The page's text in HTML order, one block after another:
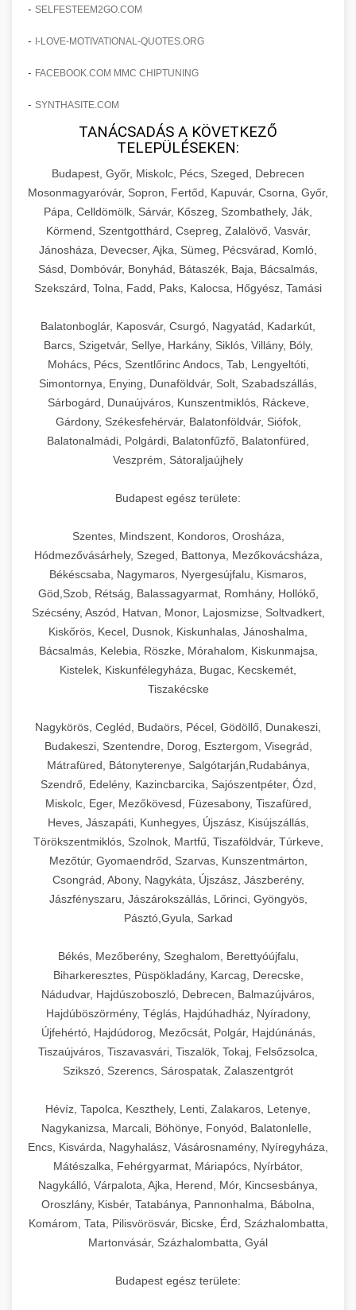
amelyek valós eredményeket hoznak.
szonyegtisztito.net
marketing stratégiai tervrajz
útjáról, bemutatva az utat a küzdő praxistól a
virágzó vállalkozásig 150%-os növekedéssel.
klinika átalakulási történet
Érdeklődés 150%-os Fokozása
Technikák és módszerek a páciensek
érdeklődésének és elkötelezettségének drámai
növeléséhez. Egy 150%-os fellendülési
esettanulmány gyakorlati betekintésekkel.
weboldal-keszites.co
elkötelezettség erősítési módszerek
🎮 19. AI Google Ads és Meta
Kampány Kezelés
Fejlett AI-alapú Google Ads és Meta hirdetési
kampánykezelés. Optimalizálja hirdetési
költségvetését gépi tanulással és
automatizálással.
aikampany.hu AI hirdetési automatizálás
🍞 20. Ipari Dagasztógép +
Professzionális ipari dagasztógépek és
tésztakeverő gépek pékségek és kereskedelmi
konyhák számára. Masszív konstrukció
megbízható teljesítményhez.
chef-iparikonyhagepek.hu
kereskedelmi tésztakeverő
🔪 21. Ipari Szeletelőgép +
Ipari hús- és sajtszeletelő gépek professzionális
élelmiszer-előkészítéshez. Precíziós vágás
állítható vastagság beállítással.
chef-iparikonyhagepek.hu
professzionális élelmiszer szeletelő
📦 22. Vákuumozó Gép +
Kereskedelmi vákuumcsomagoló berendezések
élelmiszerek tartósításához. Hosszabbítsa a
szavatossági időt és tartsa meg a termék
frissességét.
🎁 23. Vákuumfóliázó Gép +
Ipari vákuumfóliázó gépek professzionális
Hatékony lezárási és tartósítási megoldások.
chef-iparikonyhagepek.hu
kereskedelmi csomagoló gép
professzionális konyhák számára. Nagy
kapacitású sütő- és főzőberendezés precíz
hőmérséklet-szabályozással.
chef-iparikonyhagepek.hu
kereskedelmi sütősütő
❄️ 25. Ipari Hűtőszekrény +
Professzionális hűtőegységek és hűtőkamrák
kereskedelmi konyhák számára.
Energiahatékony hűtési megoldások nagy
kapacitással.
chef-iparikonyhagepek.hu
💧 26. Ipari Mosogatógép +
Kereskedelmi mosogatóberendezések nagy
forgalmú éttermi műveletekhez. Gyors tisztítási
ciklusok fertőtlenítési képességekkel.
chef-iparikonyhagepek.hu
🧀 27. Ipari Sajtreszelő Gép +
élelmiszer-előkészítéshez. Különböző reszelési
méretek különböző alkalmazásokhoz.
chef-iparikonyhagepek.hu
kereskedelmi sajtreszelő
🍳 28. Nagykonyhai
Berendezések
+
Teljes körű nagykonyhai berendezések és
professzionális vendéglátóipari kellékek.
Minden, ami szükséges éttermi és catering
műveletekhez.
chef-iparikonyhagepek.hu
kereskedelmi konyhai megoldások
- SELFESTEEM2GO.COM
- I-LOVE-MOTIVATIONAL-QUOTES.ORG
- FACEBOOK.COM MMC CHIPTUNING
- SYNTHASITE.COM
TANÁCSADÁS A KÖVETKEZŐ
TELEPÜLÉSEKEN:
Budapest, Győr, Miskolc, Pécs, Szeged, Debrecen
Mosonmagyaróvár, Sopron, Fertőd, Kapuvár, Csorna, Győr,
Pápa, Celldömölk, Sárvár, Kőszeg, Szombathely, Ják,
Körmend, Szentgotthárd, Csepreg, Zalalövő, Vasvár,
Jánosháza, Devecser, Ajka, Sümeg, Pécsvárad, Komló,
Sásd, Dombóvár, Bonyhád, Bátaszék, Baja, Bácsalmás,
Szekszárd, Tolna, Fadd, Paks, Kalocsa, Hőgyész, Tamási
Balatonboglár, Kaposvár, Csurgó, Nagyatád, Kadarkút,
Barcs, Szigetvár, Sellye, Harkány, Siklós, Villány, Bóly,
Mohács, Pécs, Szentlőrinc Andocs, Tab, Lengyeltóti,
Simontornya, Enying, Dunaföldvár, Solt, Szabadszállás,
Sárbogárd, Dunaújváros, Kunszentmiklós, Ráckeve,
Gárdony, Székesfehérvár, Balatonföldvár, Siófok,
Balatonalmádi, Polgárdi, Balatonfűzfő, Balatonfüred,
Veszprém, Sátoraljaújhely
Budapest egész területe:
Szentes, Mindszent, Kondoros, Orosháza,
Hódmezővásárhely, Szeged, Battonya, Mezőkovácsháza,
Békéscsaba, Nagymaros, Nyergesújfalu, Kismaros,
Göd,Szob, Rétság, Balassagyarmat, Romhány, Hollókő,
Szécsény, Aszód, Hatvan, Monor, Lajosmizse, Soltvadkert,
Kiskőrös, Kecel, Dusnok, Kiskunhalas, Jánoshalma,
Bácsalmás, Kelebia, Röszke, Mórahalom, Kiskunmajsa,
Kistelek, Kiskunfélegyháza, Bugac, Kecskemét,
Tiszakécske
Nagykörös, Cegléd, Budaörs, Pécel, Gödöllő, Dunakeszi,
Budakeszi, Szentendre, Dorog, Esztergom, Visegrád,
Mátrafüred, Bátonyterenye, Salgótarján,Rudabánya,
Szendrő, Edelény, Kazincbarcika, Sajószentpéter, Ózd,
Miskolc, Eger, Mezőkövesd, Füzesabony, Tiszafüred,
Heves, Jászapáti, Kunhegyes, Újszász, Kisújszállás,
Törökszentmiklós, Szolnok, Martfű, Tiszaföldvár, Túrkeve,
Mezőtúr, Gyomaendrőd, Szarvas, Kunszentmárton,
Csongrád, Abony, Nagykáta, Újszász, Jászberény,
Jászfényszaru, Jászárokszállás, Lőrinci, Gyöngyös,
Pásztó,Gyula, Sarkad
Békés, Mezőberény, Szeghalom, Berettyóújfalu,
Biharkeresztes, Püspökladány, Karcag, Derecske,
Nádudvar, Hajdúszoboszló, Debrecen, Balmazújváros,
Hajdúböszörmény, Téglás, Hajdúhadház, Nyíradony,
Újfehértó, Hajdúdorog, Mezőcsát, Polgár, Hajdúnánás,
Tiszaújváros, Tiszavasvári, Tiszalök, Tokaj, Felsőzsolca,
Szikszó, Szerencs, Sárospatak, Zalaszentgrót
Hévíz, Tapolca, Keszthely, Lenti, Zalakaros, Letenye,
Nagykanizsa, Marcali, Böhönye, Fonyód, Balatonlelle,
Encs, Kisvárda, Nagyhalász, Vásárosnamény, Nyíregyháza,
Mátészalka, Fehérgyarmat, Máriapócs, Nyírbátor,
Nagykálló, Várpalota, Ajka, Herend, Mór, Kincsesbánya,
Oroszlány, Kisbér, Tatabánya, Pannonhalma, Bábolna,
Komárom, Tata, Pilisvörösvár, Bicske, Érd, Százhalombatta,
Martonvásár, Százhalombatta, Gyál
Budapest egész területe: